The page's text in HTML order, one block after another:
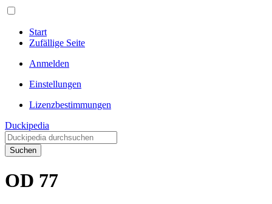
Start
Zufällige Seite
Anmelden
Einstellungen
Lizenzbestimmungen
Duckipedia
Suchen
OD 77